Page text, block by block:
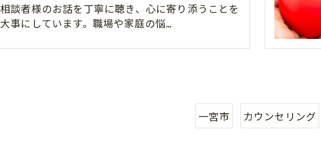
相談者様のお話を丁寧に聴き、心に寄り添うことを
大事にしています。職場や家庭の悩…
一宮市 カウンセリング